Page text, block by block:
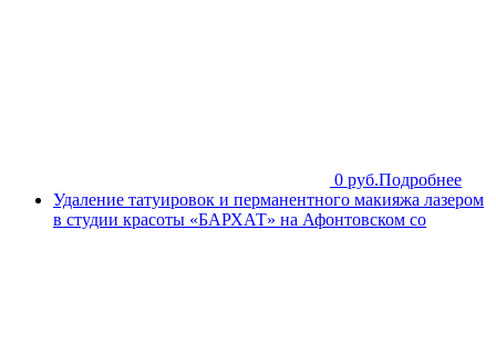
0 руб.Подробнее
Удаление татуировок и перманентного макияжа лазером
в студии красоты «БАРХАТ» на Афонтовском со